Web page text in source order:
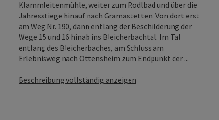
Klammleitenmühle, weiter zum Rodlbad und über die
Jahresstiege hinauf nach Gramastetten. Von dort erst
am Weg Nr. 190, dann entlang der Beschilderung der
Wege 15 und 16 hinab ins Bleicherbachtal. Im Tal
entlang des Bleicherbaches, am Schluss am
Erlebnisweg nach Ottensheim zum Endpunkt der ...
Beschreibung vollständig anzeigen